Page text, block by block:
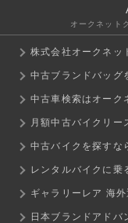
オークネット
株式会社オークネッ
中古ブランドバッグ
中古車検索はオーク
月額中古バイクリー
中古バイクを探すな
レンタルバイクに乗
ギャラリーレア 海外
日本ブランドアドバ